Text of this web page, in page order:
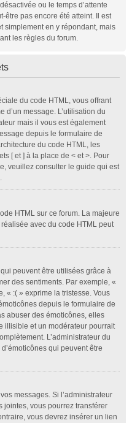
ou le temps d’attente
être pas encore été atteint. Il est
simplement en y répondant, mais
les règles du forum.
du code HTML, vous offrant
d’un message. L’utilisation du
mais il vous est également
depuis le formulaire de
du code HTML, les
[ et ] à la place de < et >. Pour
veuillez consulter le guide qui est
HTML sur ce forum. La majeure
avec du code HTML peut
peuvent être utilisées grâce à
des sentiments. Par exemple, «
« :( » exprime la tristesse. Vous
depuis le formulaire de
abuser des émoticônes, elles
illisible et un modérateur pourrait
L’administrateur du
qui peuvent être
messages. Si l’administrateur
jointes, vous pourrez transférer
vous devrez insérer un lien